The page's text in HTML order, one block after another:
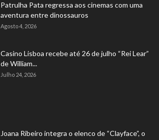
Patrulha Pata regressa aos cinemas com uma
aventura entre dinossauros
Agosto 4, 2026
Casino Lisboa recebe até 26 de julho “Rei Lear”
de William...
Julho 24, 2026
Joana Ribeiro integra o elenco de “Clayface”, o